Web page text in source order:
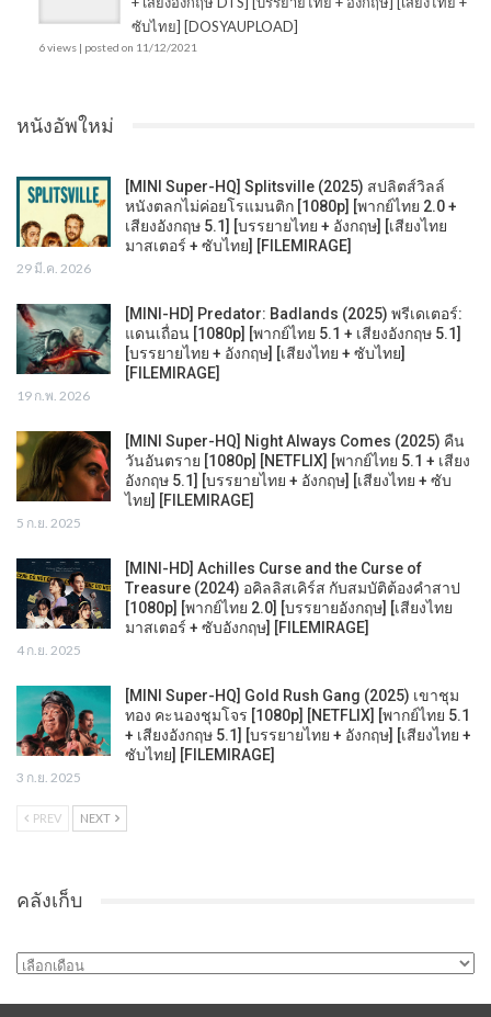
ซับไทย] [DOSYAUPLOAD]
6 views | posted on 11/12/2021
หนังอัพใหม่
[MINI Super-HQ] Splitsville (2025) สปลิตส์วิลล์
หนังตลกไม่ค่อยโรแมนติก [1080p] [พากย์ไทย 2.0 +
เสียงอังกฤษ 5.1] [บรรยายไทย + อังกฤษ] [เสียงไทย
มาสเตอร์ + ซับไทย] [FILEMIRAGE]
29 มี.ค. 2026
[MINI-HD] Predator: Badlands (2025) พรีเดเตอร์:
แดนเถื่อน [1080p] [พากย์ไทย 5.1 + เสียงอังกฤษ 5.1]
[บรรยายไทย + อังกฤษ] [เสียงไทย + ซับไทย]
[FILEMIRAGE]
19 ก.พ. 2026
[MINI Super-HQ] Night Always Comes (2025) คืน
วันอันตราย [1080p] [NETFLIX] [พากย์ไทย 5.1 + เสียง
อังกฤษ 5.1] [บรรยายไทย + อังกฤษ] [เสียงไทย + ซับ
ไทย] [FILEMIRAGE]
5 ก.ย. 2025
[MINI-HD] Achilles Curse and the Curse of
Treasure (2024) อคิลลิสเคิร์ส กับสมบัติต้องคำสาป
[1080p] [พากย์ไทย 2.0] [บรรยายอังกฤษ] [เสียงไทย
มาสเตอร์ + ซับอังกฤษ] [FILEMIRAGE]
4 ก.ย. 2025
[MINI Super-HQ] Gold Rush Gang (2025) เขาชุม
ทอง คะนองชุมโจร [1080p] [NETFLIX] [พากย์ไทย 5.1
+ เสียงอังกฤษ 5.1] [บรรยายไทย + อังกฤษ] [เสียงไทย +
ซับไทย] [FILEMIRAGE]
3 ก.ย. 2025
PREV NEXT
คลังเก็บ
คลัง